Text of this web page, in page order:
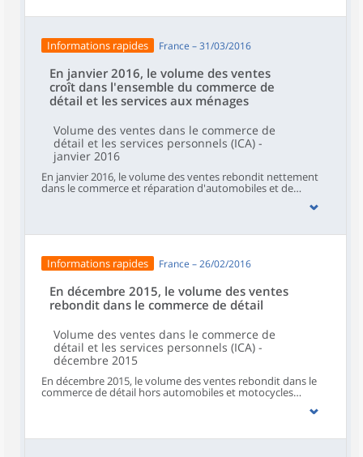
contrario, il baisse dans le commerce et réparation
Informations rapides
France – 31/03/2016
En janvier 2016, le volume des ventes
croît dans l'ensemble du commerce de
détail et les services aux ménages
Volume des ventes dans le commerce de
détail et les services personnels (ICA) -
janvier 2016
En janvier 2016, le volume des ventes rebondit nettement
dans le commerce et réparation d'automobiles et de
motocycles (+4,6 %). Il progresse de nouveau dans le
légèrement, dans l'hébergement et restauration (+0,2 %).
Informations rapides France – 26/02/2016
En décembre 2015, le volume des ventes
rebondit dans le commerce de détail
Volume des ventes dans le commerce de
détail et les services personnels (ICA) -
décembre 2015
En décembre 2015, le volume des ventes rebondit dans le
commerce de détail hors automobiles et motocycles
(+1,3 %) et dans l'hébergement et restauration (+0,8 %). Il
croît de nouveau dans les services aux ménages (+0,6 %). En
d'automobiles et de motocycles (-0,8 %).